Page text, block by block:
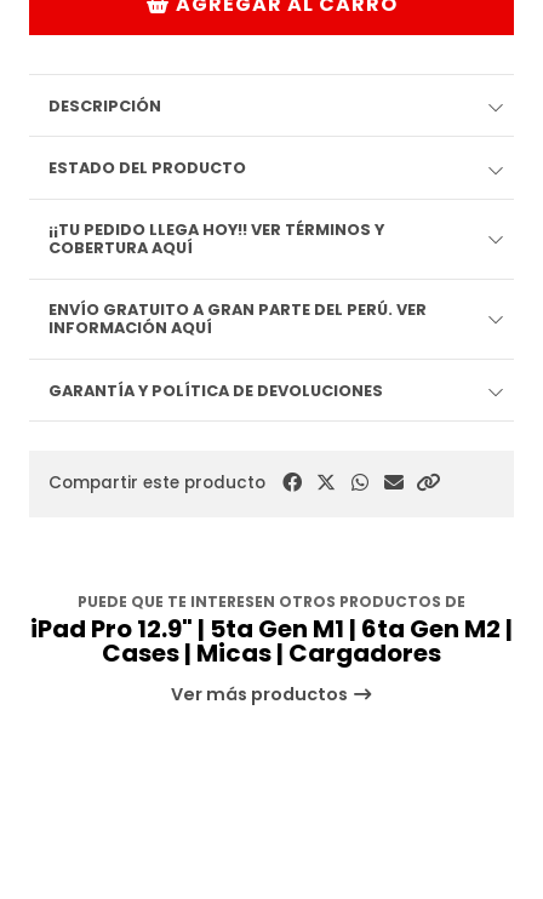
DESCRIPCIÓN
ESTADO DEL PRODUCTO
¡¡TU PEDIDO LLEGA HOY!! VER TÉRMINOS Y
COBERTURA AQUÍ
ENVÍO GRATUITO A GRAN PARTE DEL PERÚ. VER
INFORMACIÓN AQUÍ
GARANTÍA Y POLÍTICA DE DEVOLUCIONES
Compartir este producto
PUEDE QUE TE INTERESEN OTROS PRODUCTOS DE
iPad Pro 12.9" | 5ta Gen M1 | 6ta Gen M2 |
Cases | Micas | Cargadores
Ver más productos